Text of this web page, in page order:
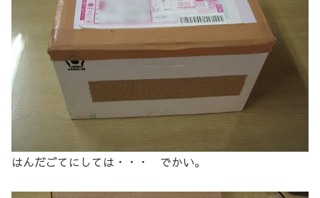
はんだごてにしては・・・ でかい。